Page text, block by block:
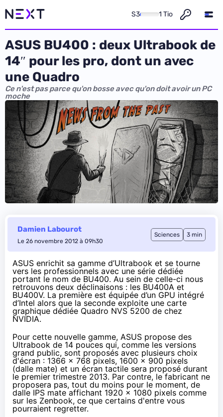
S3 1 Tio
ASUS BU400 : deux Ultrabook de
14″ pour les pro, dont un avec
une Quadro
Ce n'est pas parce qu'on bosse avec qu'on doit avoir un PC
moche
Damien Labourot
Le 26 novembre 2012 à 09h30
Sciences 3 min
ASUS enrichit sa gamme d’Ultrabook et se tourne
vers les professionnels avec une série dédiée
portant le nom de BU400. Au sein de celle-ci nous
retrouvons deux déclinaisons : les BU400A et
BU400V. La première est équipée d’un GPU intégré
d’Intel alors que la seconde exploite une carte
graphique dédiée Quadro NVS 5200 de chez
NVIDIA.
Pour cette nouvelle gamme, ASUS propose des
Ultrabook de 14 pouces qui, comme les versions
grand public, sont proposés avec plusieurs choix
d'écran : 1366 x 768 pixels, 1600 x 900 pixels
(dalle mate) et un écran tactile sera proposé durant
le premier trimestre 2013. Par contre, le fabricant ne
proposera pas, tout du moins pour le moment, de
dalle IPS mate affichant 1920 x 1080 pixels comme
sur les Zenbook, ce que certains d'entre vous
pourraient regretter.